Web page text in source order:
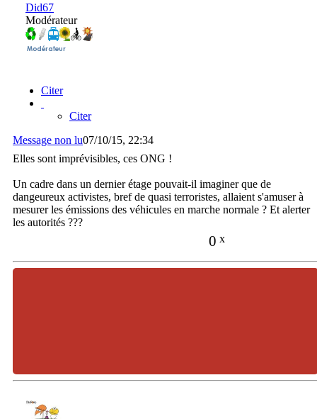
Did67
Modérateur
Citer
Citer
Message non lu07/10/15, 22:34
Elles sont imprévisibles, ces ONG !
Un cadre dans un dernier étage pouvait-il imaginer que de
dangeureux activistes, bref de quasi terroristes, allaient s'amuser à
mesurer les émissions des véhicules en marche normale ? Et alerter
les autorités ???
0 x